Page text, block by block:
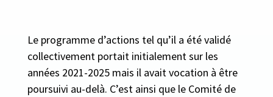
Le programme d’actions tel qu’il a été validé
collectivement portait initialement sur les
années 2021-2025 mais il avait vocation à être
poursuivi au-delà. C’est ainsi que le Comité de